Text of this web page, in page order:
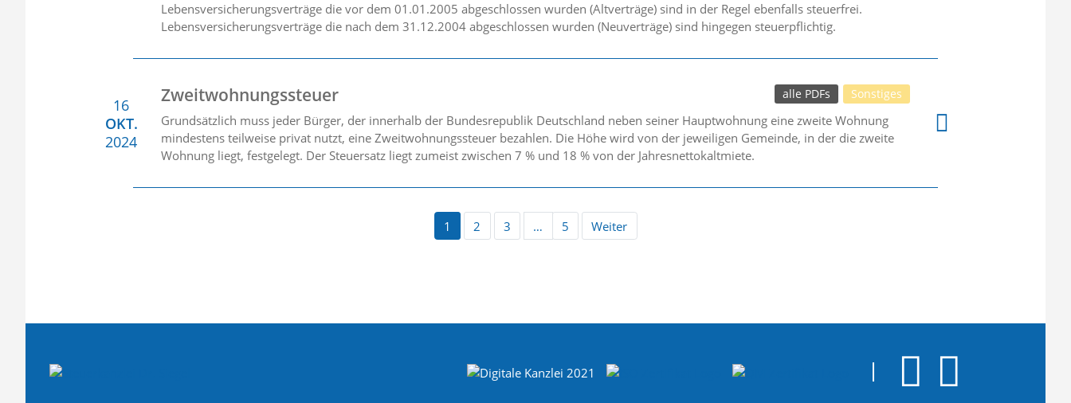
Lebensversicherungsverträge die vor dem 01.01.2005 abgeschlossen wurden (Altverträge) sind in der Regel ebenfalls steuerfrei.
Lebensversicherungsverträge die nach dem 31.12.2004 abgeschlossen wurden (Neuverträge) sind hingegen steuerpflichtig.
16
OKT.
2024
Zweitwohnungssteuer Sonstiges
alle PDFs
Grundsätzlich muss jeder Bürger, der innerhalb der Bundesrepublik Deutschland neben seiner Hauptwohnung eine zweite Wohnung
mindestens teilweise privat nutzt, eine Zweitwohnungssteuer bezahlen. Die Höhe wird von der jeweiligen Gemeinde, in der die zweite
Wohnung liegt, festgelegt. Der Steuersatz liegt zumeist zwischen 7 % und 18 % von der Jahresnettokaltmiete.
1 2 3 … 5 Weiter